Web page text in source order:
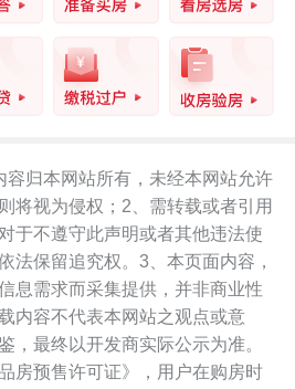
容归本网站所有，未经本网站允许
将视为侵权；2、需转载或者引用
于不遵守此声明或者其他违法使
法保留追究权。3、本页面内容，
息需求而采集提供，并非商业性
内容不代表本网站之观点或意
，最终以开发商实际公示为准。
房预售许可证》，用户在购房时